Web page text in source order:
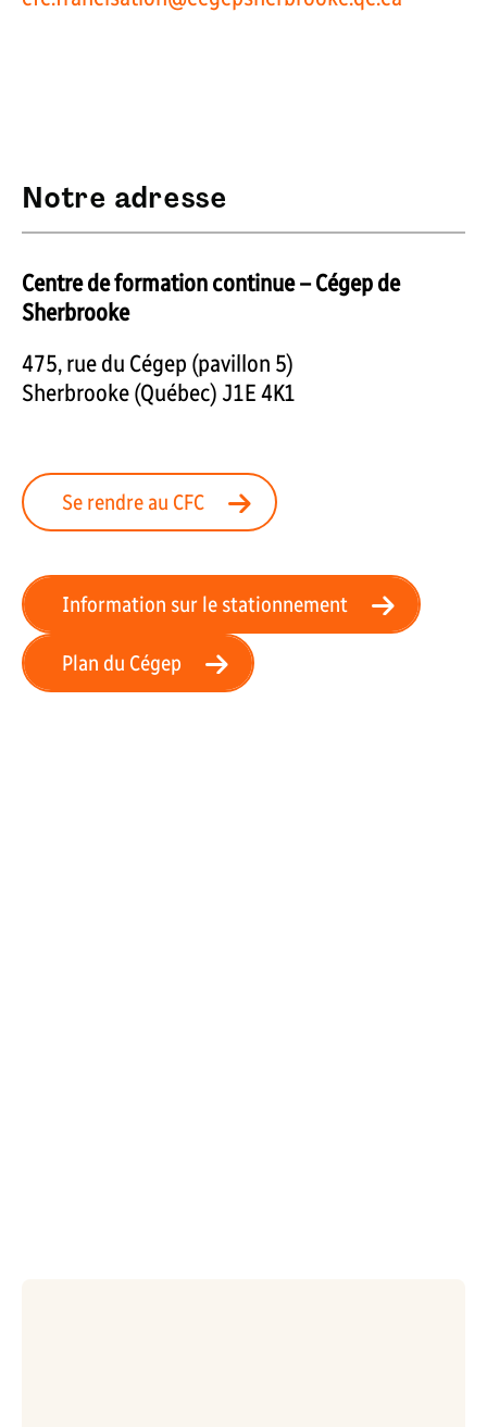
Notre adresse
Centre de formation continue – Cégep de
Sherbrooke
475, rue du Cégep (pavillon 5)
Sherbrooke (Québec) J1E 4K1
Se rendre au CFC
Information sur le stationnement
Plan du Cégep